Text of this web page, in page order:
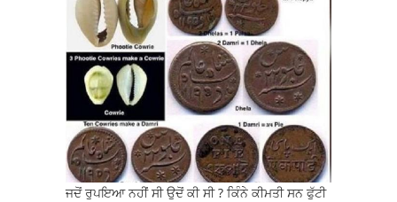
ਜਦੋਂ ਰੁਪਇਆ ਨਹੀਂ ਸੀ ਉਦੋਂ ਕੀ ਸੀ ? ਕਿੰਨੇ ਕੀਮਤੀ ਸਨ ਫੁੱਟੀ